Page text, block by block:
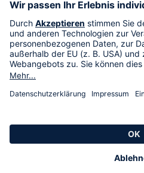
Im TV
HSE International